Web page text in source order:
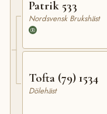
Patrik 533
Nordsvensk Brukshäst
Tofta (79) 1534
Dölehäst